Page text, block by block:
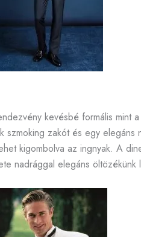
kevésbé formális mint
szmoking zakót és egy elegáns
kigombolva az ingnyak. A
nadrággal elegáns öltözékünk